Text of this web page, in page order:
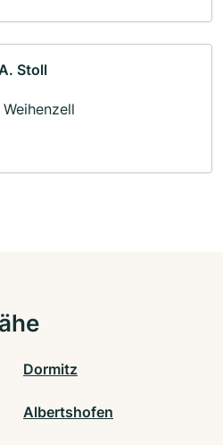
Stoll
Dormitz
Albertshofen